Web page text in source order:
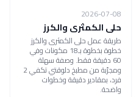
2026-07-08
حلى الكمثرى والكرز
طريقة عمل حلى الكمثرى والكرز
خطوة بخطوة بـ18 مكونات وفي
60 دقيقة فقط. وصفة سهلة
ومجرّبة من مطبخ دلوقتي تكفي 2
فرد، بمقادير دقيقة وخطوات
واضحة.